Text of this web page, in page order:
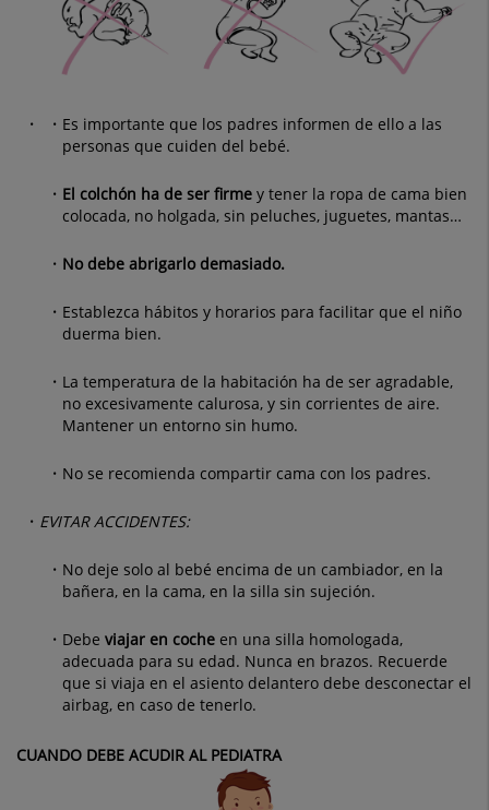
Es importante que los padres informen de ello a las
personas que cuiden del bebé.
El colchón ha de ser firme y tener la ropa de cama bien
colocada, no holgada, sin peluches, juguetes, mantas…
No debe abrigarlo demasiado.
Establezca hábitos y horarios para facilitar que el niño
duerma bien.
La temperatura de la habitación ha de ser agradable,
no excesivamente calurosa, y sin corrientes de aire.
Mantener un entorno sin humo.
No se recomienda compartir cama con los padres.
EVITAR ACCIDENTES:
No deje solo al bebé encima de un cambiador, en la
bañera, en la cama, en la silla sin sujeción.
Debe viajar en coche en una silla homologada,
adecuada para su edad. Nunca en brazos. Recuerde
que si viaja en el asiento delantero debe desconectar el
airbag, en caso de tenerlo.
CUANDO DEBE ACUDIR AL PEDIATRA